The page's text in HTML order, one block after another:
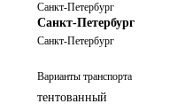
Санкт-Петербург
Санкт-Петербург
Санкт-Петербург
Варианты транспорта
тентованный